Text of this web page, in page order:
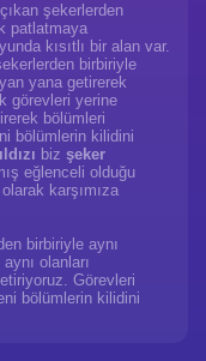
şekerlerden
patlatmaya
kısıtlı bir alan var.
birbiriyle
yana getirerek
görevleri yerine
bölümleri
bölümlerin kilidini
biz şeker
eğlenceli olduğu
olarak karşımıza
birbiriyle aynı
olanları
Görevleri
bölümlerin kilidini